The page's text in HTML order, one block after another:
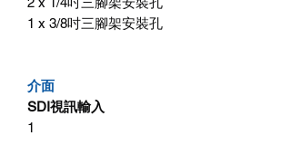
1 x 3/8吋三腳架安裝孔
介面
SDI視訊輸入
1